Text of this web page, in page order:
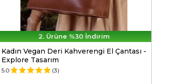
2. Ürüne %30 İndirim
Kadın Vegan Deri Kahverengi El Çantası -
Explore Tasarım
5.0 (3)